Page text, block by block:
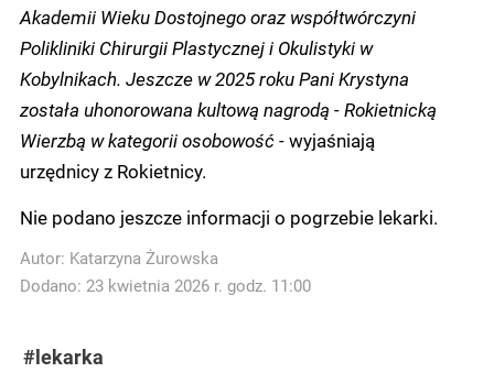
Akademii Wieku Dostojnego oraz współtwórczyni
Polikliniki Chirurgii Plastycznej i Okulistyki w
Kobylnikach. Jeszcze w 2025 roku Pani Krystyna
została uhonorowana kultową nagrodą - Rokietnicką
Wierzbą w kategorii osobowość -wyjaśniają
urzędnicy z Rokietnicy.
Nie podano jeszcze informacji o pogrzebie lekarki.
Autor: Katarzyna Żurowska
Dodano: 23 kwietnia 2026 r. godz. 11:00
#lekarka